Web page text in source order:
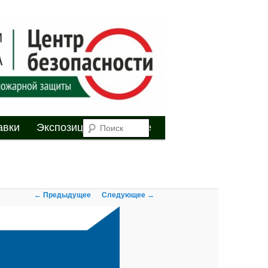
Поиск
Экспозиция Youtube
Навигация по
изображениям
← Предыдущее Следующее →